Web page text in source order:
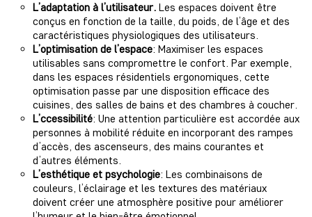
L’adaptation à l’utilisateur. Les espaces doivent être
conçus en fonction de la taille, du poids, de l’âge et des
caractéristiques physiologiques des utilisateurs.
L’optimisation de l’espace: Maximiser les espaces
utilisables sans compromettre le confort. Par exemple,
dans les espaces résidentiels ergonomiques, cette
optimisation passe par une disposition efficace des
cuisines, des salles de bains et des chambres à coucher.
L’ccessibilité: Une attention particulière est accordée aux
personnes à mobilité réduite en incorporant des rampes
d’accès, des ascenseurs, des mains courantes et
d’autres éléments.
L’esthétique et psychologie: Les combinaisons de
couleurs, l’éclairage et les textures des matériaux
doivent créer une atmosphère positive pour améliorer